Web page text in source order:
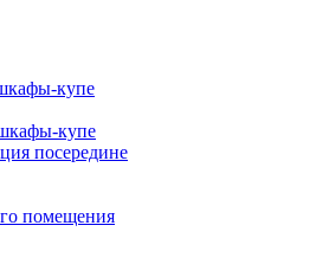
купе
купе
посередине
помещения